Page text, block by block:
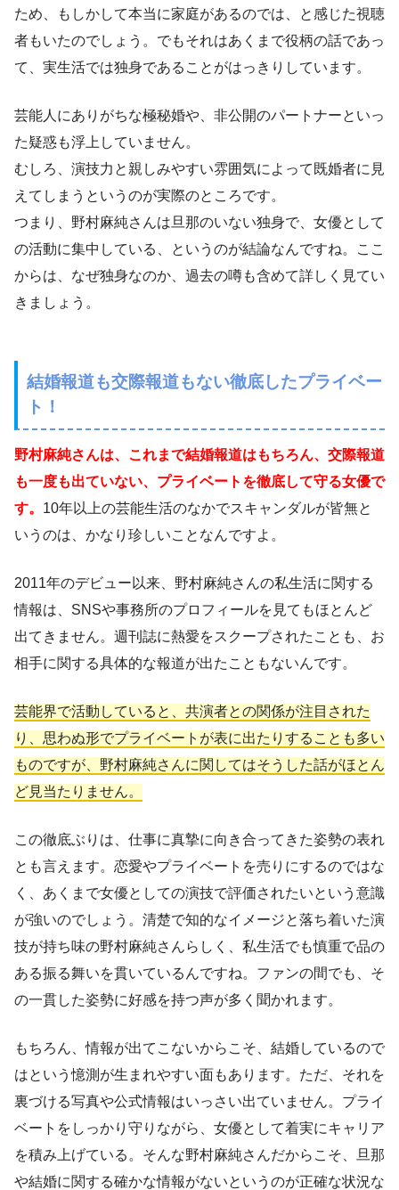
ため、もしかして本当に家庭があるのでは、と感じた視聴
者もいたのでしょう。でもそれはあくまで役柄の話であっ
て、実生活では独身であることがはっきりしています。
芸能人にありがちな極秘婚や、非公開のパートナーといっ
た疑惑も浮上していません。
むしろ、演技力と親しみやすい雰囲気によって既婚者に見
えてしまうというのが実際のところです。
つまり、野村麻純さんは旦那のいない独身で、女優として
の活動に集中している、というのが結論なんですね。ここ
からは、なぜ独身なのか、過去の噂も含めて詳しく見てい
きましょう。
結婚報道も交際報道もない徹底したプライベー
ト！
野村麻純さんは、これまで結婚報道はもちろん、交際報道
も一度も出ていない、プライベートを徹底して守る女優で
す。 10年以上の芸能生活のなかでスキャンダルが皆無と
いうのは、かなり珍しいことなんですよ。
2011年のデビュー以来、野村麻純さんの私生活に関する
情報は、SNSや事務所のプロフィールを見てもほとんど
出てきません。週刊誌に熱愛をスクープされたことも、お
相手に関する具体的な報道が出たこともないんです。
芸能界で活動していると、共演者との関係が注目された
り、思わぬ形でプライベートが表に出たりすることも多い
ものですが、野村麻純さんに関してはそうした話がほとん
ど見当たりません。
この徹底ぶりは、仕事に真摯に向き合ってきた姿勢の表れ
とも言えます。恋愛やプライベートを売りにするのではな
く、あくまで女優としての演技で評価されたいという意識
が強いのでしょう。清楚で知的なイメージと落ち着いた演
技が持ち味の野村麻純さんらしく、私生活でも慎重で品の
ある振る舞いを貫いているんですね。ファンの間でも、そ
の一貫した姿勢に好感を持つ声が多く聞かれます。
もちろん、情報が出てこないからこそ、結婚しているので
はという憶測が生まれやすい面もあります。ただ、それを
裏づける写真や公式情報はいっさい出ていません。プライ
ベートをしっかり守りながら、女優として着実にキャリア
を積み上げている。そんな野村麻純さんだからこそ、旦那
や結婚に関する確かな情報がないというのが正確な状況な